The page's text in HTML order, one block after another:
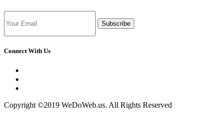
Subscribe
Connect With Us
Copyright ©2019 WeDoWeb.us. All Rights Reserved